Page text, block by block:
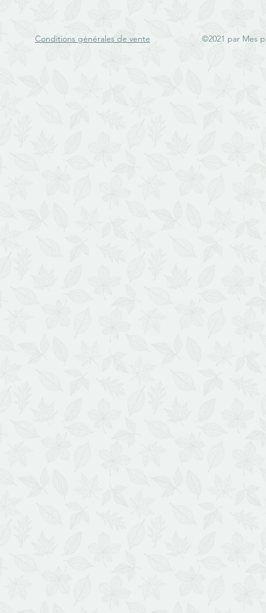
Conditions générales de vente ©2021 par Mes